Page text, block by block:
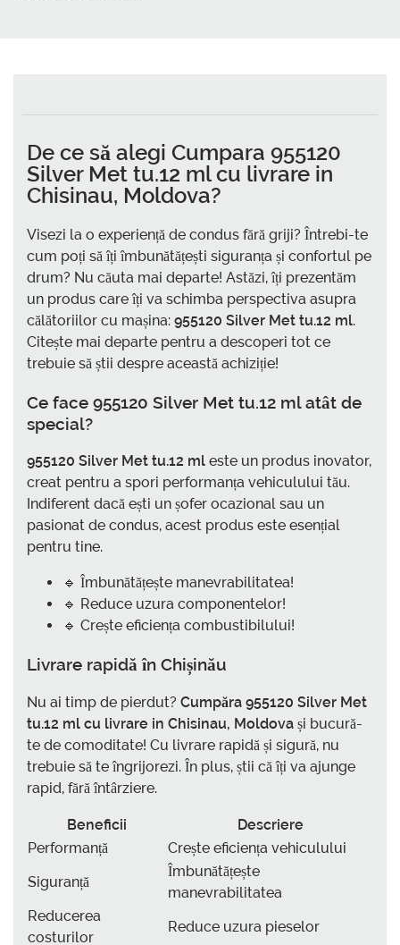
De ce să alegi Cumpara 955120
Silver Met tu.12 ml cu livrare in
Chisinau, Moldova?
Visezi la o experiență de condus fără griji? Întrebi-te
cum poți să îți îmbunătățești siguranța și confortul pe
drum? Nu căuta mai departe! Astăzi, îți prezentăm
un produs care îți va schimba perspectiva asupra
călătoriilor cu mașina: 955120 Silver Met tu.12 ml.
Citește mai departe pentru a descoperi tot ce
trebuie să știi despre această achiziție!
Ce face 955120 Silver Met tu.12 mlatât de
special?
955120 Silver Met tu.12 ml este un produs inovator,
creat pentru a spori performanța vehiculului tău.
Indiferent dacă ești un șofer ocazional sau un
pasionat de condus, acest produs este esențial
pentru tine.
🔹 Îmbunătățește manevrabilitatea!
🔹 Reduce uzura componentelor!
🔹 Crește eficiența combustibilului!
Livrare rapidă în Chișinău
Nu ai timp de pierdut? Cumpăra 955120 Silver Met
tu.12 ml cu livrare in Chisinau, Moldova și bucură-
te de comoditate! Cu livrare rapidă și sigură, nu
trebuie să te îngrijorezi. În plus, știi că îți va ajunge
rapid, fără întârziere.
Beneficii
Descriere
Performanță
Crește eficiența vehiculului
Siguranță
Îmbunătățește
manevrabilitatea
Reducerea
costurilor
Reduce uzura pieselor